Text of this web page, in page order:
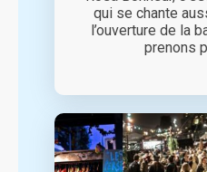
qui se chante
l’ouverture de la
prenons